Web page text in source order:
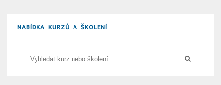
NABÍDKA KURZŮ A ŠKOLENÍ